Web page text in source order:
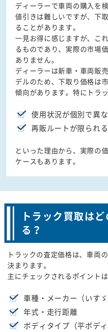
ディーラーで車両の購入を
値引きは難しいですが、下
ることがあります。
一見お得に感じますが、こ
るものであり、実際の市場
ありません。
ディーラーは新車・車両販
デルのため、下取り価格は
傾向があります。特にトラッ
使用状況が個別で異
再販ルートが限られる
といった理由から、実際の
ケースもあります。
トラック買取は
る？
トラックの査定価格は、車両
決まります。
主にチェックされるポイント
車種・メーカー（いす
年式・走行距離
ボディタイプ（平ボデ